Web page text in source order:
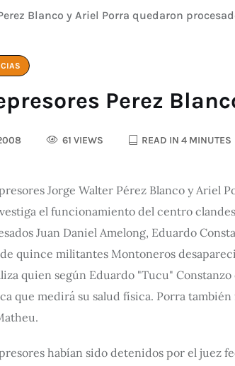
Blanco y Ariel Porra quedaron
Perez
61 VIEWS READ IN 4 MINUTES
Jorge Walter Pérez Blanco y Ariel
el funcionamiento del centro
Juan Daniel Amelong, Eduardo
quince militantes Montoneros
quien según Eduardo "Tucu"
que medirá su salud física. Porra
habían sido detenidos por el juez